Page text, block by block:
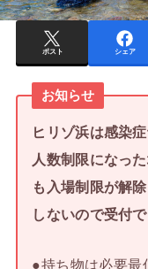
ポスト シェア
お知らせ
ヒリゾ浜は感染
人数制限になっ
も入場制限が解
しないので受付
●持ち物は必要最